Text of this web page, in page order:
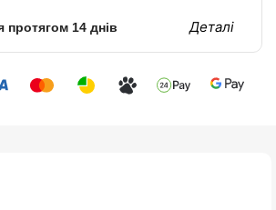
протягом 14 днів Деталі